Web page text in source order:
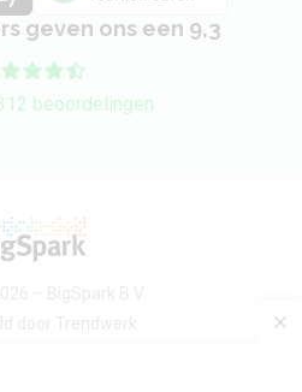
geven ons een 9,3
beoordelingen